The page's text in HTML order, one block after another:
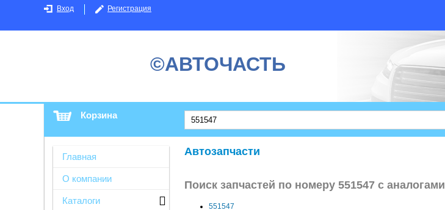
Вход Регистрация
©АВТОЧАСТЬ
Корзина
Главная
О компании
Каталоги
Автозапчасти
Поиск запчастей по номеру 551547 с аналогами
551547